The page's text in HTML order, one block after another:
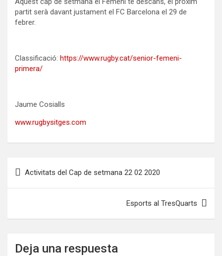
partit serà davant justament el FC Barcelona el 29 de
febrer.
Classificació: https://www.rugby.cat/senior-femeni-
primera/
Jaume Cosialls
www.rugbysitges.com
Activitats del Cap de setmana 22 02 2020
Esports al TresQuarts
Deja una respuesta